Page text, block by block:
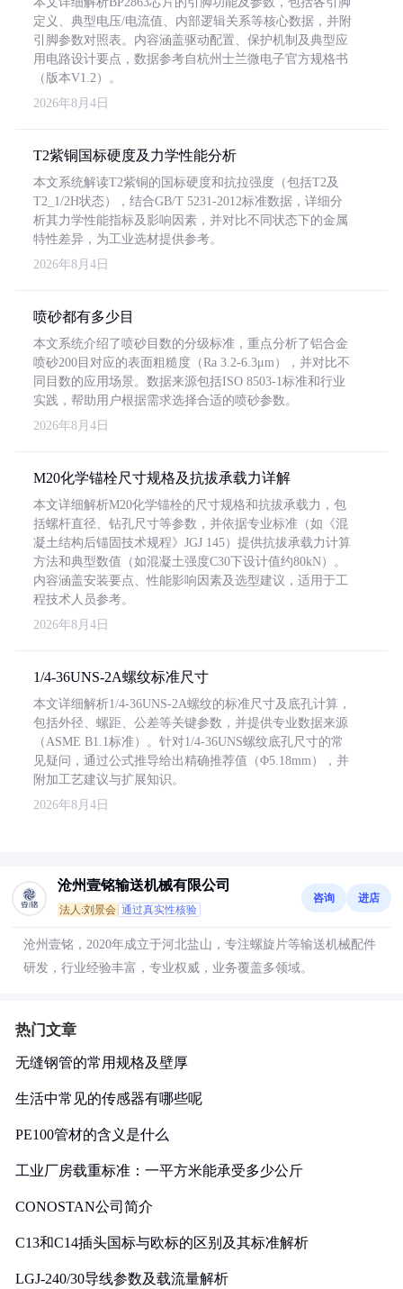
定义、典型电压/电流值、内部逻辑关系等核心数据，并附
引脚参数对照表。内容涵盖驱动配置、保护机制及典型应
用电路设计要点，数据参考自杭州士兰微电子官方规格书
（版本V1.2）。
2026年8月4日
T2紫铜国标硬度及力学性能分析
本文系统解读T2紫铜的国标硬度和抗拉强度（包括T2及
T2_1/2H状态），结合GB/T 5231-2012标准数据，详细分
析其力学性能指标及影响因素，并对比不同状态下的金属
特性差异，为工业选材提供参考。
2026年8月4日
喷砂都有多少目
本文系统介绍了喷砂目数的分级标准，重点分析了铝合金
喷砂200目对应的表面粗糙度（Ra 3.2-6.3μm），并对比不
同目数的应用场景。数据来源包括ISO 8503-1标准和行业
实践，帮助用户根据需求选择合适的喷砂参数。
2026年8月4日
M20化学锚栓尺寸规格及抗拔承载力详解
本文详细解析M20化学锚栓的尺寸规格和抗拔承载力，包
括螺杆直径、钻孔尺寸等参数，并依据专业标准（如《混
凝土结构后锚固技术规程》JGJ 145）提供抗拔承载力计算
方法和典型数值（如混凝土强度C30下设计值约80kN）。
内容涵盖安装要点、性能影响因素及选型建议，适用于工
程技术人员参考。
2026年8月4日
1/4-36UNS-2A螺纹标准尺寸
本文详细解析1/4-36UNS-2A螺纹的标准尺寸及底孔计算，
包括外径、螺距、公差等关键参数，并提供专业数据来源
（ASME B1.1标准）。针对1/4-36UNS螺纹底孔尺寸的常
见疑问，通过公式推导给出精确推荐值（Φ5.18mm），并
附加工艺建议与扩展知识。
2026年8月4日
沧州壹铭输送机械有限公司
法人:刘景会 通过真实性核验
咨询 进店
沧州壹铭，2020年成立于河北盐山，专注螺旋片等输送机械配件
研发，行业经验丰富，专业权威，业务覆盖多领域。
热门文章
无缝钢管的常用规格及壁厚
生活中常见的传感器有哪些呢
PE100管材的含义是什么
工业厂房载重标准：一平方米能承受多少公斤
CONOSTAN公司简介
C13和C14插头国标与欧标的区别及其标准解析
LGJ-240/30导线参数及载流量解析